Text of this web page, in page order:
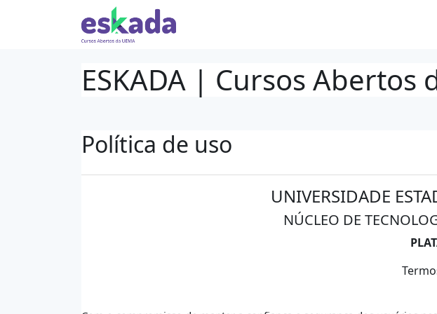
Ir para o conteúdo principal
ESKADA | Cursos Abertos
Política de uso
UNIVERSIDADE
NÚCLEO DE